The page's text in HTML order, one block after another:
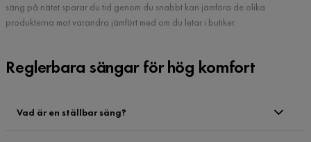
säng på nätet sparar du tid genom du snabbt kan jämföra de olika
produkterna mot varandra jämfört med om du letar i butiker.
Reglerbara sängar för hög komfort
Vad är en ställbar säng?